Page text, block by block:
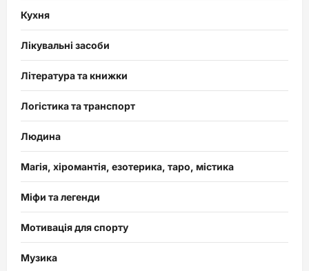
Кухня
Лікувальні засоби
Література та книжки
Логістика та транспорт
Людина
Магія, хіромантія, езотерика, таро, містика
Міфи та легенди
Мотивація для спорту
Музика